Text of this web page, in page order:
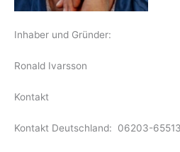
Inhaber und Gründer:
Ronald Ivarsson
Kontakt
Kontakt Deutschland: 06203-65513